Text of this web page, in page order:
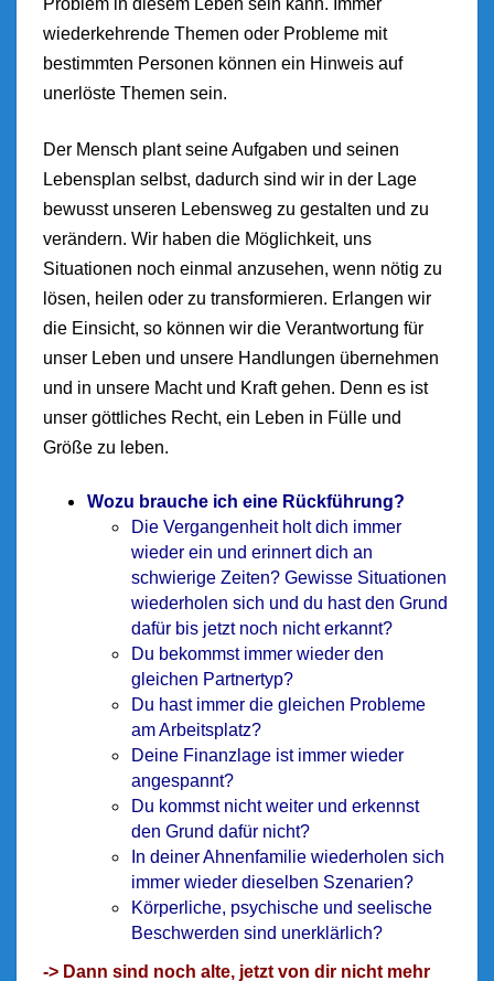
Problem in diesem Leben sein kann. Immer
wiederkehrende Themen oder Probleme mit
bestimmten Personen können ein Hinweis auf
unerlöste Themen sein.
Der Mensch plant seine Aufgaben und seinen
Lebensplan selbst, dadurch sind wir in der Lage
bewusst unseren Lebensweg zu gestalten und zu
verändern. Wir haben die Möglichkeit, uns
Situationen noch einmal anzusehen, wenn nötig zu
lösen, heilen oder zu transformieren. Erlangen wir
die Einsicht, so können wir die Verantwortung für
unser Leben und unsere Handlungen übernehmen
und in unsere Macht und Kraft gehen. Denn es ist
unser göttliches Recht, ein Leben in Fülle und
Größe zu leben.
Wozu brauche ich eine Rückführung?
Die Vergangenheit holt dich immer
wieder ein und erinnert dich an
schwierige Zeiten? Gewisse Situationen
wiederholen sich und du hast den Grund
dafür bis jetzt noch nicht erkannt?
Du bekommst immer wieder den
gleichen Partnertyp?
Du hast immer die gleichen Probleme
am Arbeitsplatz?
Deine Finanzlage ist immer wieder
angespannt?
Du kommst nicht weiter und erkennst
den Grund dafür nicht?
In deiner Ahnenfamilie wiederholen sich
immer wieder dieselben Szenarien?
Körperliche, psychische und seelische
Beschwerden sind unerklärlich?
-> Dann sind noch alte, jetzt von dir nicht mehr